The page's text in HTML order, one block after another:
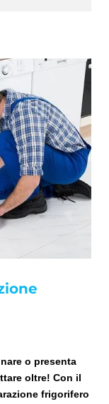
o presenta
oltre! Con il
frigorifero